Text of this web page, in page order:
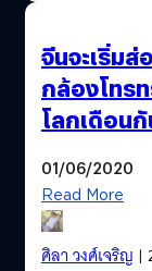
จีนจะเริ่ม
กล้องโทร
โลกเดือน
01/06/2020
Read More
ศิลา วงศ์เจริญ |